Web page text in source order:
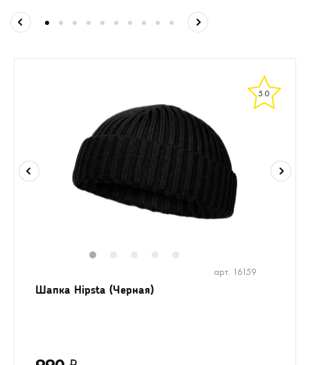
5.0
арт. 16159
Шапка Hipsta (Черная)